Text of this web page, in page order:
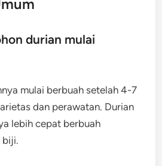
durian mulai
mulai berbuah setelah 4-7
dan perawatan. Durian
lebih cepat berbuah
biji.